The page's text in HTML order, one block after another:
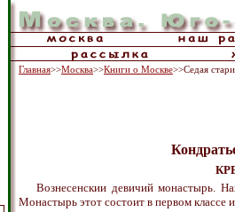
Главная>>Москва>>Книги о Москве>>Седая
Вознесенскии девичий монастырь.
Монастырь этот состоит в первом классе